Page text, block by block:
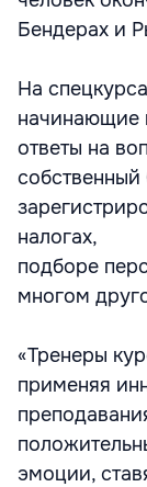
Бендерах и
На
начинающие
ответы на
собственный
налогах,
подборе
многом
«Тренеры
применяя
эмоции,